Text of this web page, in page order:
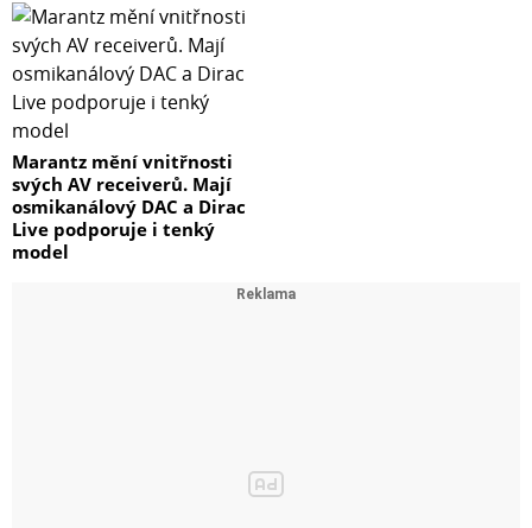
Marantz mění vnitřnosti
svých AV receiverů. Mají
osmikanálový DAC a Dirac
Live podporuje i tenký
model